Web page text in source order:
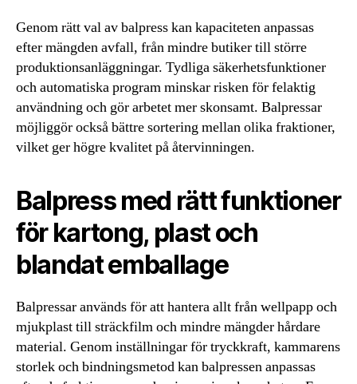
Genom rätt val av balpress kan kapaciteten anpassas
efter mängden avfall, från mindre butiker till större
produktionsanläggningar. Tydliga säkerhetsfunktioner
och automatiska program minskar risken för felaktig
användning och gör arbetet mer skonsamt. Balpressar
möjliggör också bättre sortering mellan olika fraktioner,
vilket ger högre kvalitet på återvinningen.
Balpress med rätt funktioner
för kartong, plast och
blandat emballage
Balpressar används för att hantera allt från wellpapp och
mjukplast till sträckfilm och mindre mängder hårdare
material. Genom inställningar för tryckkraft, kammarens
storlek och bindningsmetod kan balpressen anpassas